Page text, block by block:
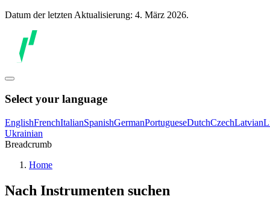
Datum der letzten Aktualisierung: 4. März 2026.
Select your language
EnglishFrenchItalianSpanishGermanPortugueseDutchCzechLatvian
Ukrainian
Breadcrumb
Home
Nach Instrumenten suchen